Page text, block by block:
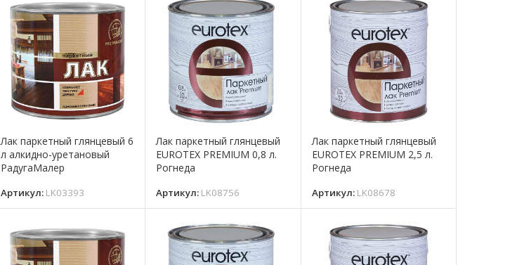
Лак паркетный глянцевый 6
л алкидно-уретановый
РадугаМалер
Артикул: LK03393
Лак паркетный глянцевый
EUROTEX PREMIUM 0,8 л.
Рогнеда
Артикул: LK08756
Лак паркетный глянцевый
EUROTEX PREMIUM 2,5 л.
Рогнеда
Артикул: LK08678